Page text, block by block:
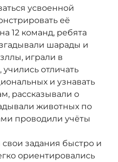
усвоенной
её
12 команд, ребята
шарады и
играли в
отличать
и узнавать
рассказывали о
животных по
проводили учёты
задания быстро и
ориентировались